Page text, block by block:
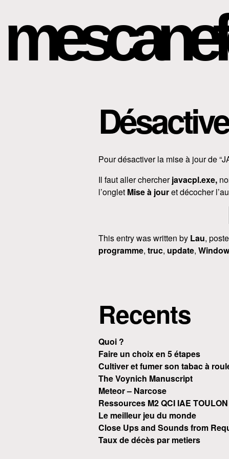
Pour désactiver la mise à jour de
Il faut aller chercherjavacpl.exe,
l’onglet Mise à jouret décocher
This entry was written by Lau,
programme, truc, update,
Recents
Quoi ?
Faire un choix en 5 étapes
Cultiver et fumer son tabac à
The Voynich Manuscript
Meteor – Narcose
Ressources M2 QCI IAE TOULON
Le meilleur jeu du monde
Close Ups and Sounds from
Taux de décès par metiers